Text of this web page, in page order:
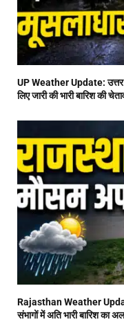
UP Weather Update: उत्तर
लिए जारी की भारी बारिश की
Rajasthan Weather
संभागों में अति भारी बारिश का